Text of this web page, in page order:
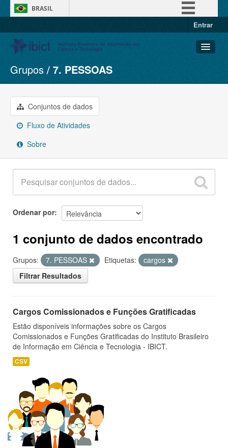
BRASIL
Entrar
Conjuntos de dados
Organizações
Grupos
Sobre
Grupos 7. PESSOAS
Conjuntos de dados
Fluxo de Atividades
Sobre
Ordenar por
1 conjunto de dados encontrado
Grupos: 7. PESSOAS Etiquetas:
cargos
Filtrar Resultados
Cargos Comissionados e Funções Gratificadas
Estão disponíveis informações sobre os Cargos
Comissionados e Funções Gratificadas do Instituto Brasileiro
de Informação em Ciência e Tecnologia - IBICT.
CSV